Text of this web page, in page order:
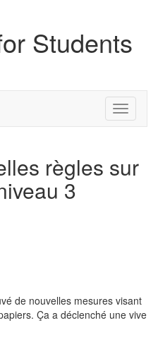
Students
Toggle
règles sur
3
de nouvelles mesures visant
Ça a déclenché une vive